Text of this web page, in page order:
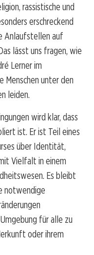
rassistische und
erschreckend
Anlaufstellen auf
lässt uns fragen, wie
Lerner im
Menschen unter den
leiden.
wird klar, dass
ist. Er ist Teil eines
über Identität,
Vielfalt in einem
Es bleibt
notwendige
für alle zu
oder ihrem